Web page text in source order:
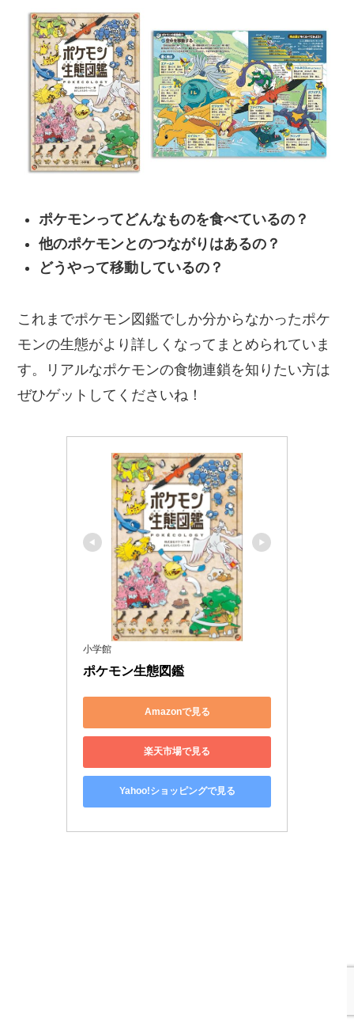
ポケモンってどんなものを食べているの？
他のポケモンとのつながりはあるの？
どうやって移動しているの？
これまでポケモン図鑑でしか分からなかったポケ
モンの生態がより詳しくなってまとめられていま
す。リアルなポケモンの食物連鎖を知りたい方は
ぜひゲットしてくださいね！
小学館
ポケモン生態図鑑
Amazonで見る
楽天市場で見る
Yahoo!ショッピングで見る